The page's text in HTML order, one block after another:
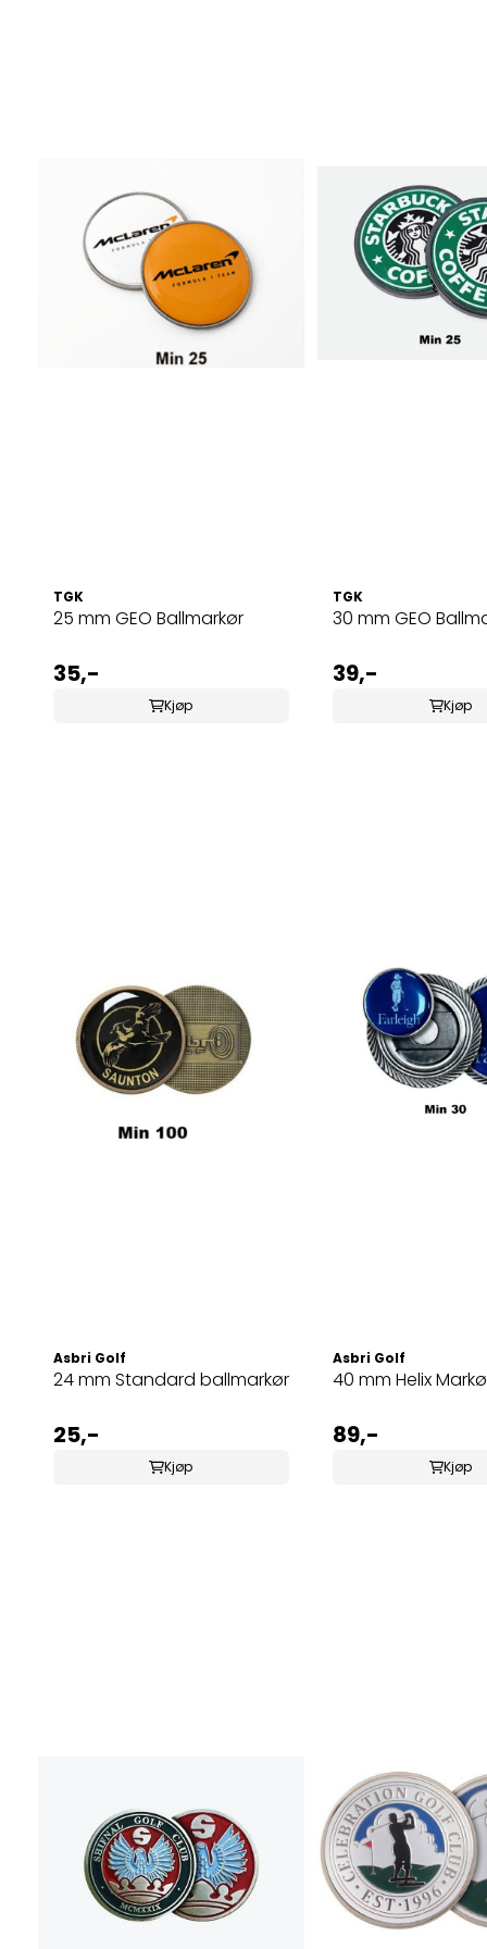
TGK
25 mm GEO Ballmarkør
35,-
Kjøp
TGK
30 mm GEO
39,-
Kjøp
Asbri Golf
24 mm Standard ballmarkør
25,-
Kjøp
Asbri Golf
40 mm
89,-
Kjøp